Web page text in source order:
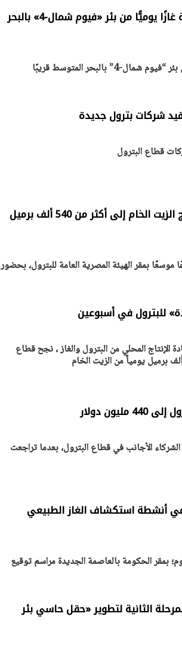
«البترول» و«بي بي» تضيفان 80 مليون قدم مكعبة غازًا يوميًّا من بئر «فيوم شمال-4» بالبحر
شركات بترول جديدة
قطاع البترول
خلال اجتماع موسع.. وزير البترول يشيد بارتفاع إنتاج الزيت الخام إلى أكثر من 540 ألف برميل
موسعًا بمقر الهيئة المصرية العامة للبترول، بحضور
الإنتاج المحلي من البترول والغاز ، نجح قطاع
دولار
الأجانب في قطاع البترول، بعدما تراجعت
أنشطة استكشاف الغاز الطبيعي
بمقر الحكومة بالعاصمة الجديدة مراسم توقيع
الثانية لتطوير «حقل حاسي بئر
افتتاح «إيجبس 2026» بحضور دولي
واسع.. والبترول: مصر تعزز مكانتها